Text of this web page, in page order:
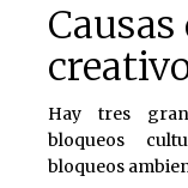
Hay tres
bloqueos
bloqueos